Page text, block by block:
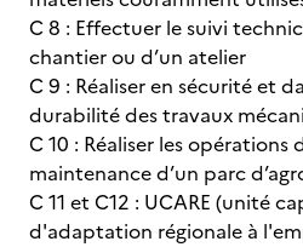
C 8 : Effectuer le suivi
chantier ou d’un atelier
C 9 : Réaliser en sécurité et
durabilité des travaux
C 10 : Réaliser les
maintenance d’un parc
C 11 et C12 : UCARE (unité
d'adaptation régionale à